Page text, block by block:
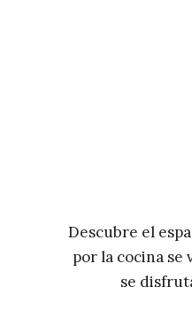
Descubre el
por la cocina se
se